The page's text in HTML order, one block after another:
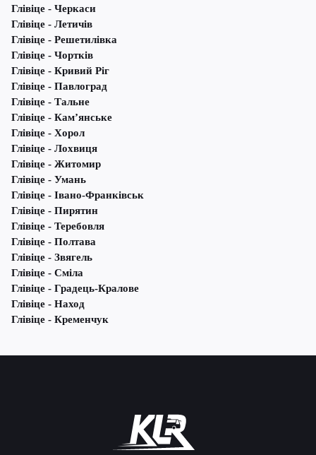
Глівіце - Черкаси
Глівіце - Летичів
Глівіце - Решетилівка
Глівіце - Чортків
Глівіце - Кривий Ріг
Глівіце - Павлоград
Глівіце - Тальне
Глівіце - Кам’янське
Глівіце - Хорол
Глівіце - Лохвиця
Глівіце - Житомир
Глівіце - Умань
Глівіце - Івано-Франківськ
Глівіце - Пирятин
Глівіце - Теребовля
Глівіце - Полтава
Глівіце - Звягель
Глівіце - Сміла
Глівіце - Градець-Кралове
Глівіце - Наход
Глівіце - Кременчук